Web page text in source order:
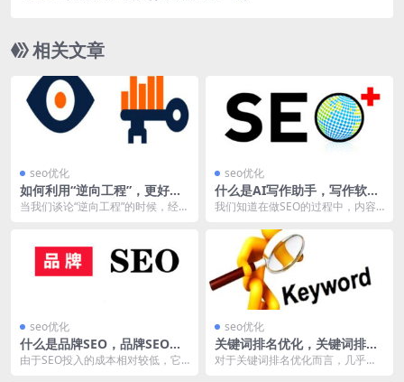
相关文章
seo优化
如何利用“逆向工程”，更好的
理解SEO？
当我们谈论“逆向工程”的时候，经常
seo优化
什么是AI写作助手，写作软件
对SEO有作用吗？
我们知道在做SEO的过程中，内容
东西，但对于一些中...
seo优化
什么是品牌SEO，品牌SEO服
务常用方法？
由于SEO投入的成本相对较低，它
seo优化
关键词排名优化，关键词排名
提升工具靠谱吗？
对于关键词排名优化而言，几乎是S